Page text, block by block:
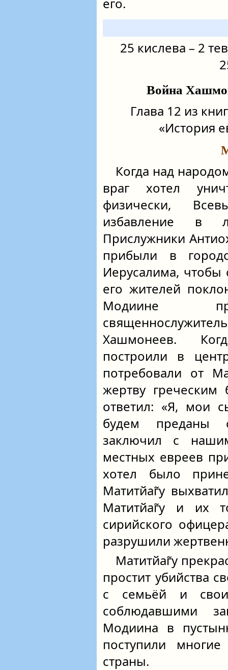
25 кислева – 2
Война
Глава 12 из
«История
Когда над
враг хотел
физически,
избавление в
Прислужники
прибыли в
Иерусалима, чтобы
его жителей
Модиине
Хашмонеев.
построили в
потребовали от
жертву греческим
ответил: «Я, мои
будем преданы
заключил с
местных евреев
хотел было
Матитйаг̃у
Матитйаг̃у и их
сирийского
разрушили
Матитйаг̃у
простит убийства
с семьёй и
соблюдавшими
Модиина в
поступили
страны.